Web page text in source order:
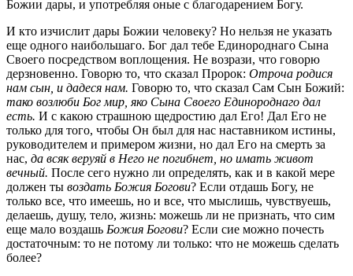
Божии дары, и употребляя оные с благодарением Богу.
И кто изчислит дары Божии человеку? Но нельзя не указать
еще одного наибольшаго. Бог дал тебе Единороднаго Сына
Своего посредством воплощения. Не возрази, что говорю
дерзновенно. Говорю то, что сказал Пророк: Отроча родися
нам сын, и дадеся нам. Говорю то, что сказал Сам Сын Божий:
тако возлюби Бог мир, яко Сына Своего Единороднаго дал
есть. И с какою страшною щедростию дал Его! Дал Его не
только для того, чтобы Он был для нас наставником истины,
руководителем и примером жизни, но дал Его на смерть за
нас, да всяк веруяй в Него не погибнет, но имать живот
вечный. После сего нужно ли определять, как и в какой мере
должен ты воздать Божия Богови? Если отдашь Богу, не
только все, что имеешь, но и все, что мыслишь, чувствуешь,
делаешь, душу, тело, жизнь: можешь ли не признать, что сим
еще мало воздашь Божия Богови? Если сие можно почесть
достаточным: то не потому ли только: что не можешь сделать
более?